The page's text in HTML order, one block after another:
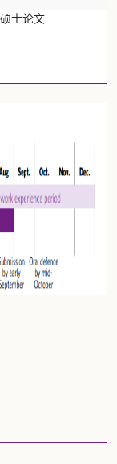
硕士论文